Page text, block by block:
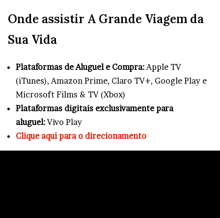
Onde assistir A Grande Viagem da
Sua Vida
Plataformas de Aluguel e Compra:Apple TV
(iTunes), Amazon Prime, Claro TV+, Google Play e
Microsoft Films & TV (Xbox)
Plataformas digitais exclusivamente para
aluguel:Vivo Play
Clique aqui para o direcionamento